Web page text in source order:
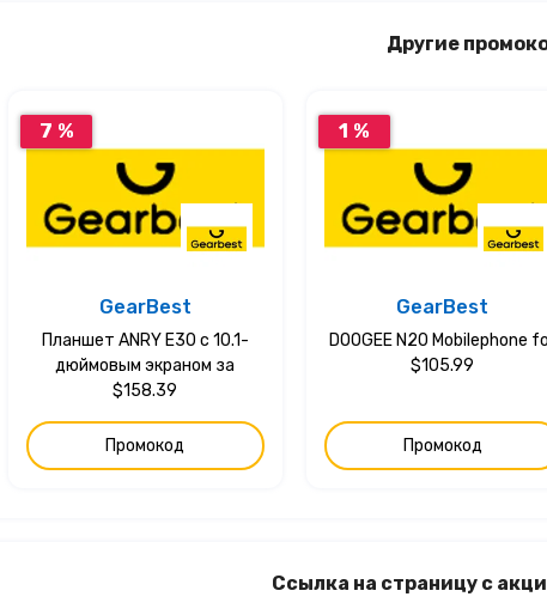
Другие
7 %
GearBest
Планшет ANRY E30 с 10.1-
дюймовым экраном за
$158.39
Промокод
1 %
GearBest
DOOGEE N20 Mobilephone
$105.99
Промокод
Ссылка на страницу с